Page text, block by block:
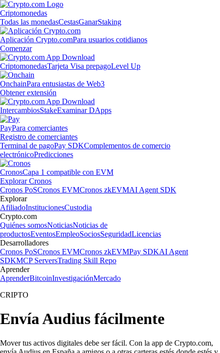
Criptomonedas
Todas las monedasCestasGanarStaking
Aplicación Crypto.comPara usuarios cotidianos
Comenzar
CriptomonedasTarjeta Visa prepagoLevel Up
OnchainPara entusiastas de Web3
Obtener extensión
IntercambiosStakeExaminar DApps
PayPara comerciantes
Registro de comerciantes
Terminal de pagoPay SDKComplementos de comercio
electrónicoPredicciones
CronosCapa 1 compatible con EVM
Explorar Cronos
Cronos PoSCronos EVMCronos zkEVMAI Agent SDK
Explorar
AfiliadoInstitucionesCustodia
Crypto.com
Quiénes somosNoticiasNoticias de
productosEventosEmpleoSociosSeguridadLicencias
Desarrolladores
Cronos PoSCronos EVMCronos zkEVMPay SDKAI Agent
SDKMCP ServersTrading Skill Repo
Aprender
AprenderBitcoinInvestigaciónMercado
CRIPTO
Envía Audius fácilmente
Mover tus activos digitales debe ser fácil. Con la app de Crypto.com,